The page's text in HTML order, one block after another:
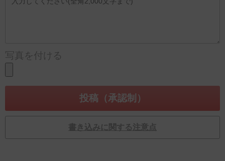
写真を付ける
書き込みに関する注意点